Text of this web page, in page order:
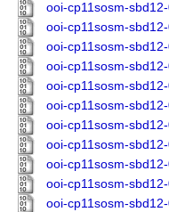
ooi-cp11sosm-
ooi-cp11sosm-
ooi-cp11sosm-
ooi-cp11sosm-
ooi-cp11sosm-
ooi-cp11sosm-
ooi-cp11sosm-
ooi-cp11sosm-
ooi-cp11sosm-
ooi-cp11sosm-
ooi-cp11sosm-